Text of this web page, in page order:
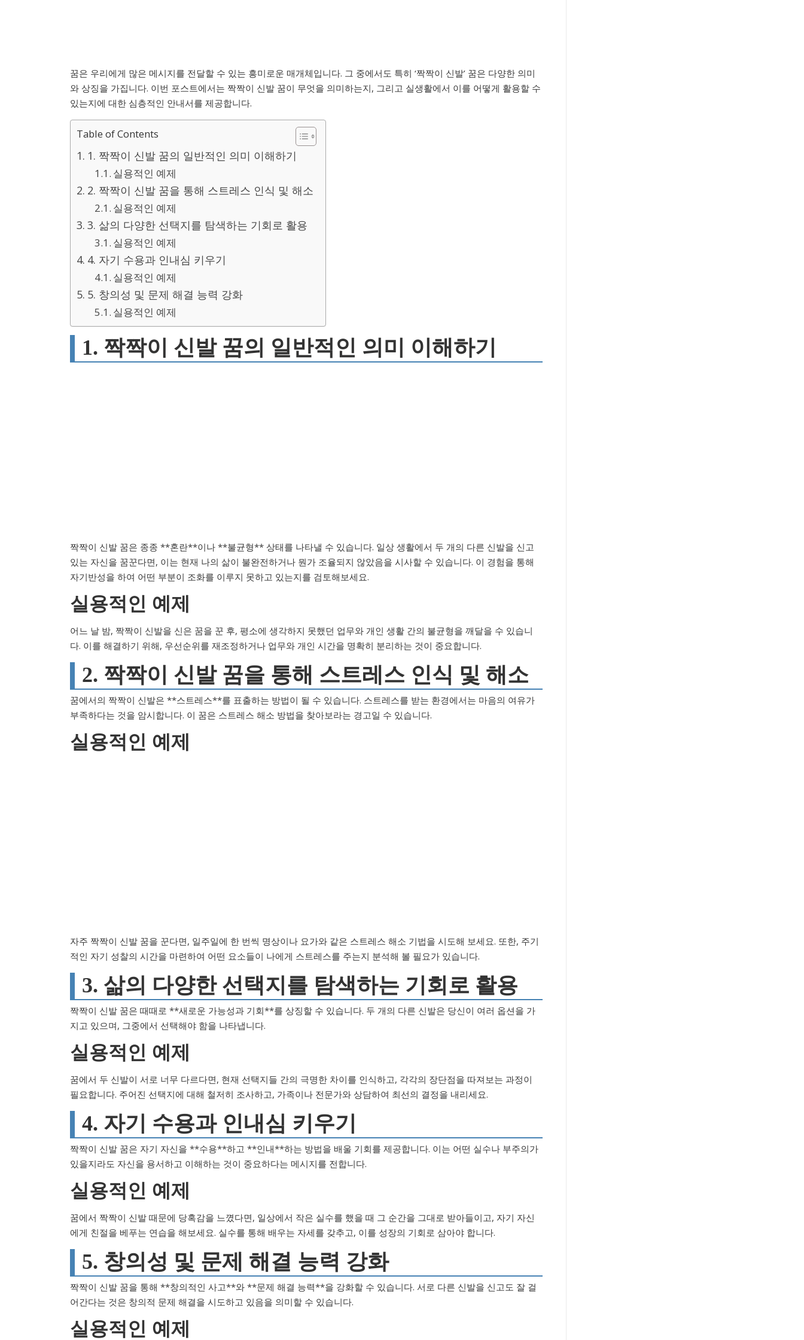
꿈은 우리에게 많은 메시지를 전달할 수 있는 흥미로운 매개체입니다. 그 중에서도 특히 ‘짝짝이 신발’ 꿈은 다양한 의미
와 상징을 가집니다. 이번 포스트에서는 짝짝이 신발 꿈이 무엇을 의미하는지, 그리고 실생활에서 이를 어떻게 활용할 수
있는지에 대한 심층적인 안내서를 제공합니다.
Table of Contents
1. 짝짝이 신발 꿈의 일반적인 의미 이해하기
실용적인 예제
2. 짝짝이 신발 꿈을 통해 스트레스 인식 및 해소
실용적인 예제
3. 삶의 다양한 선택지를 탐색하는 기회로 활용
실용적인 예제
4. 자기 수용과 인내심 키우기
실용적인 예제
5. 창의성 및 문제 해결 능력 강화
실용적인 예제
1. 짝짝이 신발 꿈의 일반적인 의미 이해하기
짝짝이 신발 꿈은 종종 **혼란**이나 **불균형** 상태를 나타낼 수 있습니다. 일상 생활에서 두 개의 다른 신발을 신고
있는 자신을 꿈꾼다면, 이는 현재 나의 삶이 불완전하거나 뭔가 조율되지 않았음을 시사할 수 있습니다. 이 경험을 통해
자기반성을 하여 어떤 부분이 조화를 이루지 못하고 있는지를 검토해보세요.
실용적인 예제
어느 날 밤, 짝짝이 신발을 신은 꿈을 꾼 후, 평소에 생각하지 못했던 업무와 개인 생활 간의 불균형을 깨달을 수 있습니
다. 이를 해결하기 위해, 우선순위를 재조정하거나 업무와 개인 시간을 명확히 분리하는 것이 중요합니다.
2. 짝짝이 신발 꿈을 통해 스트레스 인식 및 해소
꿈에서의 짝짝이 신발은 **스트레스**를 표출하는 방법이 될 수 있습니다. 스트레스를 받는 환경에서는 마음의 여유가
부족하다는 것을 암시합니다. 이 꿈은 스트레스 해소 방법을 찾아보라는 경고일 수 있습니다.
실용적인 예제
자주 짝짝이 신발 꿈을 꾼다면, 일주일에 한 번씩 명상이나 요가와 같은 스트레스 해소 기법을 시도해 보세요. 또한, 주기
적인 자기 성찰의 시간을 마련하여 어떤 요소들이 나에게 스트레스를 주는지 분석해 볼 필요가 있습니다.
3. 삶의 다양한 선택지를 탐색하는 기회로 활용
짝짝이 신발 꿈은 때때로 **새로운 가능성과 기회**를 상징할 수 있습니다. 두 개의 다른 신발은 당신이 여러 옵션을 가
지고 있으며, 그중에서 선택해야 함을 나타냅니다.
실용적인 예제
꿈에서 두 신발이 서로 너무 다르다면, 현재 선택지들 간의 극명한 차이를 인식하고, 각각의 장단점을 따져보는 과정이
필요합니다. 주어진 선택지에 대해 철저히 조사하고, 가족이나 전문가와 상담하여 최선의 결정을 내리세요.
4. 자기 수용과 인내심 키우기
짝짝이 신발 꿈은 자기 자신을 **수용**하고 **인내**하는 방법을 배울 기회를 제공합니다. 이는 어떤 실수나 부주의가
있을지라도 자신을 용서하고 이해하는 것이 중요하다는 메시지를 전합니다.
실용적인 예제
꿈에서 짝짝이 신발 때문에 당혹감을 느꼈다면, 일상에서 작은 실수를 했을 때 그 순간을 그대로 받아들이고, 자기 자신
에게 친절을 베푸는 연습을 해보세요. 실수를 통해 배우는 자세를 갖추고, 이를 성장의 기회로 삼아야 합니다.
5. 창의성 및 문제 해결 능력 강화
짝짝이 신발 꿈을 통해 **창의적인 사고**와 **문제 해결 능력**을 강화할 수 있습니다. 서로 다른 신발을 신고도 잘 걸
어간다는 것은 창의적 문제 해결을 시도하고 있음을 의미할 수 있습니다.
실용적인 예제